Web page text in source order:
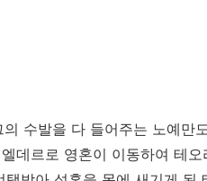
수발을 다 들어주는 노예만
데르로 영혼이 이동하여 테오